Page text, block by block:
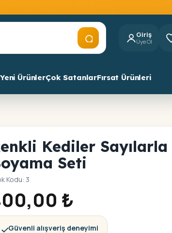
Giriş
Üye Ol
Yeni ÜrünlerÇok SatanlarFırsat Ürünleri
Kediler Sayılarla
Seti
Kodu: 3
₺
Güvenli alışveriş deneyimi